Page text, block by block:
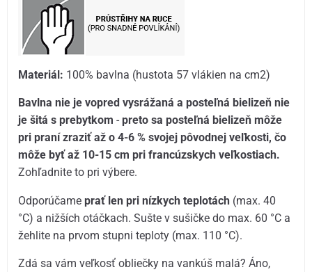
Materiál: 100% bavlna (hustota 57 vlákien na cm2)
Bavlna nie je vopred vysrážaná a posteľná bielizeň nie
je šitá s prebytkom -preto sa posteľná bielizeň môže
pri praní zraziť až o 4-6 % svojej pôvodnej veľkosti, čo
môže byť až 10-15 cm pri francúzskych veľkostiach.
Zohľadnite to pri výbere.
Odporúčameprať len pri nízkych teplotách (max. 40
°C) a nižších otáčkach. Sušte v sušičke do max. 60 °C a
žehlite na prvom stupni teploty (max. 110 °C).
Zdá sa vám veľkosť obliečky na vankúš malá? Áno,